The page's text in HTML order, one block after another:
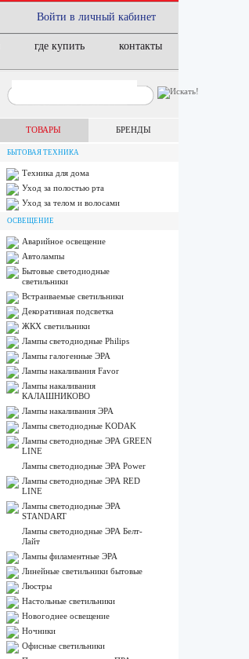
Войти в личный кабинет
где купить контакты
ТОВАРЫ БРЕНДЫ
БЫТОВАЯ ТЕХНИКА
Техника для дома
Уход за полостью рта
Уход за телом и волосами
ОСВЕЩЕНИЕ
Аварийное освещение
Автолампы
Бытовые светодиодные
светильники
Встраиваемые светильники
Декоративная подсветка
ЖКХ светильники
Лампы cветодиодные Philips
Лампы галогенные ЭРА
Лампы накаливания Favor
Лампы накаливания
КАЛАШНИКОВО
Лампы накаливания ЭРА
Лампы светодиодные KODAK
Лампы светодиодные ЭРА GREEN
LINE
Лампы светодиодные ЭРА Power
Лампы светодиодные ЭРА RED
LINE
Лампы светодиодные ЭРА
STANDART
Лампы светодиодные ЭРА Белт-
Лайт
Лампы филаментные ЭРА
Линейные светильники бытовые
Люстры
Настольные светильники
Новогоднее освещение
Ночники
Офисные светильники